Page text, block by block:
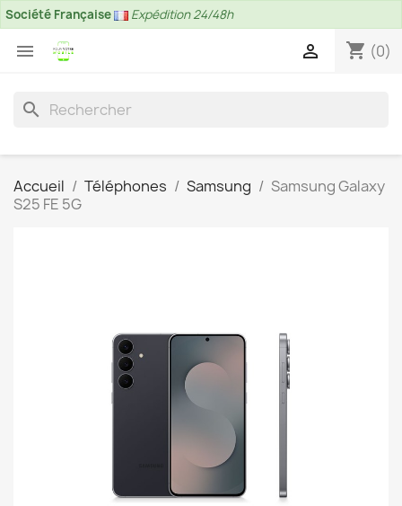
Société Française Expédition 24/48h
 shopping_cart (0)

search
Accueil Téléphones Samsung
Samsung Galaxy
S25 FE 5G